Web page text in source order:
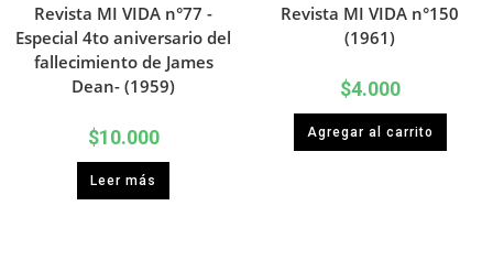
Revista MI VIDA n°77 -
Especial 4to aniversario del
fallecimiento de James
Dean- (1959)
$10.000
Leer más
Revista MI VIDA n°150
(1961)
$4.000
Agregar al carrito